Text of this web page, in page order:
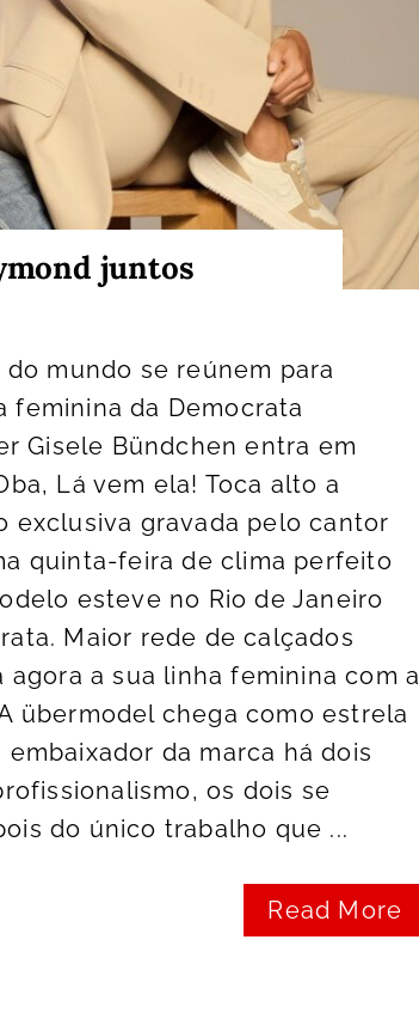
juntos
mundo se reúnem para
feminina da Democrata
Gisele Bündchen entra em
Lá vem ela! Toca alto a
exclusiva gravada pelo cantor
quinta-feira de clima perfeito
esteve no Rio de Janeiro
Maior rede de calçados
a sua linha feminina com a
übermodel chega como estrela
da marca há dois
os dois se
do único trabalho que ...
Read More